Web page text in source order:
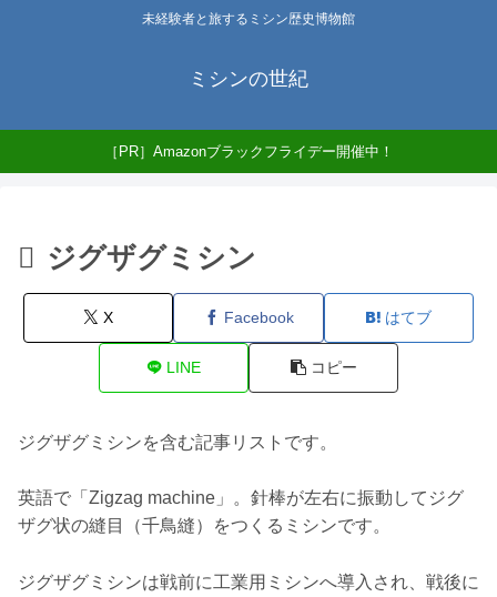
未経験者と旅するミシン歴史博物館
ミシンの世紀
［PR］Amazonブラックフライデー開催中！
ジグザグミシン
X Facebook はてブ
LINE コピー
ジグザグミシンを含む記事リストです。
英語で「Zigzag machine」。針棒が左右に振動してジグ
ザグ状の縫目（千鳥縫）をつくるミシンです。
ジグザグミシンは戦前に工業用ミシンへ導入され、戦後に